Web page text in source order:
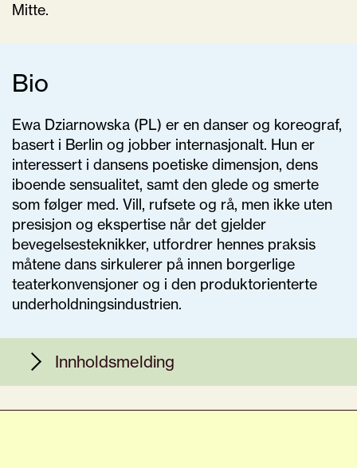
Mitte.
Bio
Ewa Dziarnowska (PL) er en danser og koreograf,
basert i Berlin og jobber internasjonalt. Hun er
interessert i dansens poetiske dimensjon, dens
iboende sensualitet, samt den glede og smerte
som følger med. Vill, rufsete og rå, men ikke uten
presisjon og ekspertise når det gjelder
bevegelsesteknikker, utfordrer hennes praksis
måtene dans sirkulerer på innen borgerlige
teaterkonvensjoner og i den produktorienterte
underholdningsindustrien.
Innholdsmelding
Vi i BIT Teatergarasjen er glade for at